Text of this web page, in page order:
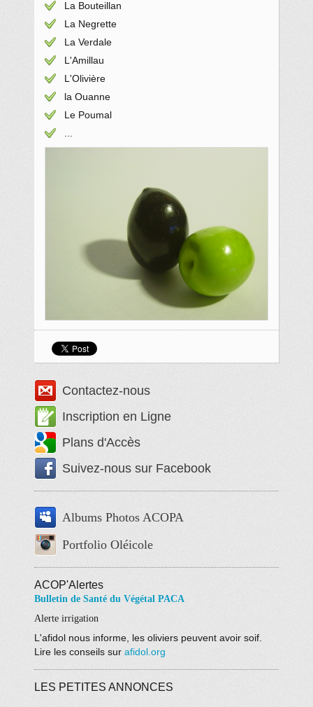
La Bouteillan
La Negrette
La Verdale
L'Amillau
L'Olivière
la Ouanne
Le Poumal
...
Contactez-nous
Inscription en Ligne
Plans d'Accès
Suivez-nous sur Facebook
Albums Photos ACOPA
Portfolio Oléicole
ACOP'Alertes
Bulletin de Santé du Végétal PACA
Alerte irrigation
L'afidol nous informe, les oliviers peuvent avoir soif.
Lire les conseils sur afidol.org
LES PETITES ANNONCES